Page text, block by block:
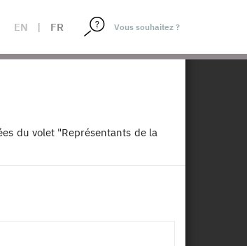
EN | FR
- 2005-
du volet "Représentants de la